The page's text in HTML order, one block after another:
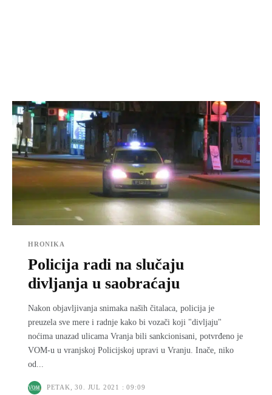
HRONIKA
Policija radi na slučaju
divljanja u saobraćaju
Nakon objavljivanja snimaka naših čitalaca, policija je
preuzela sve mere i radnje kako bi vozači koji "divljaju"
noćima unazad ulicama Vranja bili sankcionisani, potvrđeno je
VOM-u u vranjskoj Policijskoj upravi u Vranju. Inače, niko
od...
PETAK, 30. JUL 2021 : 09:09